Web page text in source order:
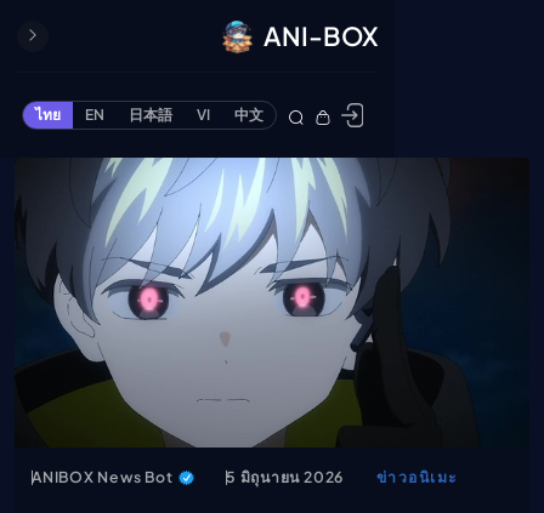
ข้ามไปยังเนื้อหา
ANI-BOX
ไทย EN 日本語 VI 中文
ปิด
ONE PIECE
Cardgame
Cardlist
Collection
Deck Builder
My-Collection
Deck Library
Deck Share
PREMIUM SERVICE
ทีวีออนไลน์
แนะนำรายการทีวี
ANIBOX News Bot 5 มิถุนายน 2026 ข่าวอนิเมะ